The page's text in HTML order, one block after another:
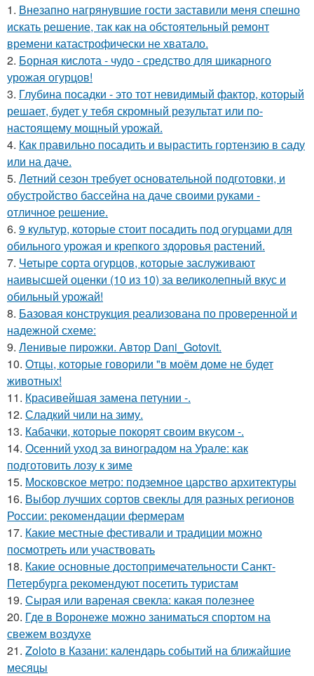
1. Внезапно нагрянувшие гости заставили меня спешно
искать решение, так как на обстоятельный ремонт
времени катастрофически не хватало.
2. Борная кислота - чудо - средство для шикарного
урожая огурцов!
3. Глубина посадки - это тот невидимый фактор, который
решает, будет у тебя скромный результат или по-
настоящему мощный урожай.
4. Как правильно посадить и вырастить гортензию в саду
или на даче.
5. Летний сезон требует основательной подготовки, и
обустройство бассейна на даче своими руками -
отличное решение.
6. 9 культур, которые стоит посадить под огурцами для
обильного урожая и крепкого здоровья растений.
7. Четыре сорта огурцов, которые заслуживают
наивысшей оценки (10 из 10) за великолепный вкус и
обильный урожай!
8. Базовая конструкция реализована по проверенной и
надежной схеме:
9. Ленивые пирожки. Автор Dani_Gotovit.
10. Отцы, которые говорили "в моём доме не будет
животных!
11. Красивейшая замена петунии -.
12. Сладкий чили на зиму.
13. Кабачки, которые покорят своим вкусом -.
14. Осенний уход за виноградом на Урале: как
подготовить лозу к зиме
15. Московское метро: подземное царство архитектуры
16. Выбор лучших сортов свеклы для разных регионов
России: рекомендации фермерам
17. Какие местные фестивали и традиции можно
посмотреть или участвовать
18. Какие основные достопримечательности Санкт-
Петербурга рекомендуют посетить туристам
19. Сырая или вареная свекла: какая полезнее
20. Где в Воронеже можно заниматься спортом на
свежем воздухе
21. Zoloto в Казани: календарь событий на ближайшие
месяцы